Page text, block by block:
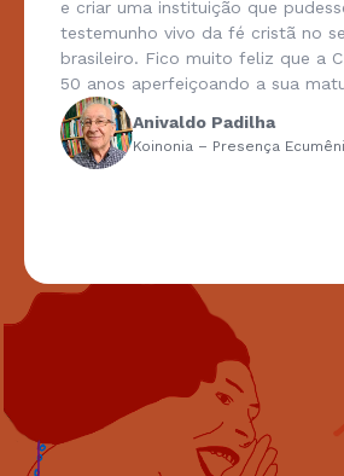
e criar uma instituição que
testemunho vivo da fé cristã no
brasileiro. Fico muito feliz que a
50 anos aperfeiçoando a sua
Anivaldo Padilha
Koinonia – Presença